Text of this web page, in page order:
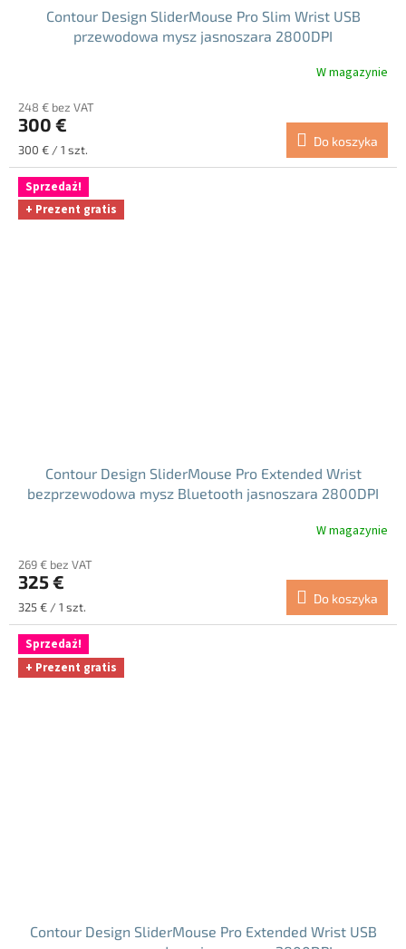
Contour Design SliderMouse Pro Slim Wrist USB
przewodowa mysz jasnoszara 2800DPI
W magazynie
248 € bez VAT
300 €
Cena
jednostkowa:
300 € / 1 szt.
Do koszyka
Sprzedaż!
+ Prezent gratis
Contour Design SliderMouse Pro Extended Wrist
bezprzewodowa mysz Bluetooth jasnoszara 2800DPI
W magazynie
269 € bez VAT
325 €
Cena
jednostkowa:
325 € / 1 szt.
Do koszyka
Sprzedaż!
+ Prezent gratis
Contour Design SliderMouse Pro Extended Wrist USB